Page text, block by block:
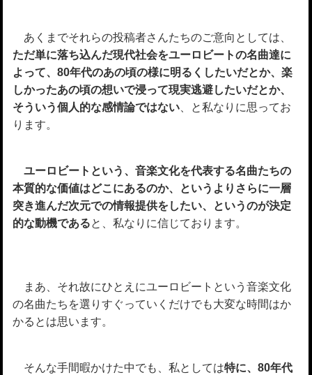
あくまでそれらの投稿者さんたちのご意向としては、
ただ単に落ち込んだ現代社会をユーロビートの名曲達に
よって、80年代のあの頃の様に明るくしたいだとか、楽
しかったあの頃の想いで浸って現実逃避したいだとか、
そういう個人的な感情論ではない、と私なりに思ってお
ります。
ユーロビートという、音楽文化を代表する名曲たちの
本質的な価値はどこにあるのか、というよりさらに一層
突き進んだ次元での情報提供をしたい、というのが決定
的な動機であると、私なりに信じております。
まあ、それ故にひとえにユーロビートという音楽文化
の名曲たちを選りすぐっていくだけでも大変な時間はか
かるとは思います。
そんな手間暇かけた中でも、私としては特に、80年代